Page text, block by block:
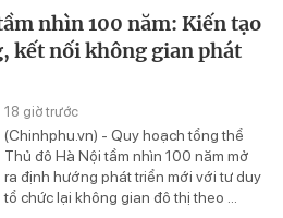
nhìn 100 năm: Kiến tạo
kết nối không gian phát
18 giờ trước
(Chinhphu.vn) - Quy hoạch tổng thể
Thủ đô Hà Nội tầm nhìn 100 năm mở
ra định hướng phát triển mới với tư duy
tổ chức lại không gian đô thị theo ...